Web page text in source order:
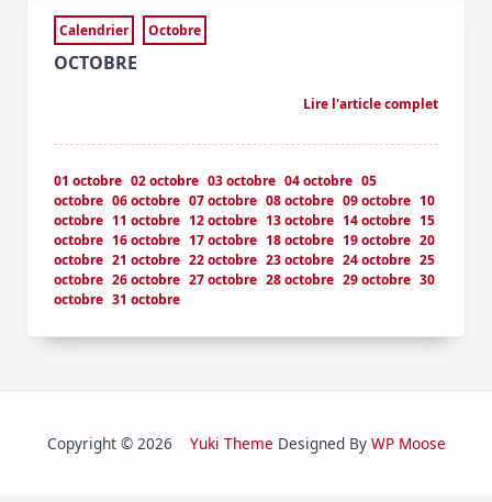
Calendrier Octobre
OCTOBRE
Lire l'article complet
01 octobre 02 octobre 03 octobre 04 octobre 05
octobre 06 octobre 07 octobre 08 octobre 09 octobre 10
octobre 11 octobre 12 octobre 13 octobre 14 octobre 15
octobre 16 octobre 17 octobre 18 octobre 19 octobre 20
octobre 21 octobre 22 octobre 23 octobre 24 octobre 25
octobre 26 octobre 27 octobre 28 octobre 29 octobre 30
octobre 31 octobre
Copyright © 2026 Yuki Theme Designed By WP Moose